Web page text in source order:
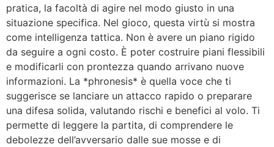
pratica, la facoltà di agire nel modo giusto in una
situazione specifica. Nel gioco, questa virtù si mostra
come intelligenza tattica. Non è avere un piano rigido
da seguire a ogni costo. È poter costruire piani flessibili
e modificarli con prontezza quando arrivano nuove
informazioni. La *phronesis* è quella voce che ti
suggerisce se lanciare un attacco rapido o preparare
una difesa solida, valutando rischi e benefici al volo. Ti
permette di leggere la partita, di comprendere le
debolezze dell’avversario dalle sue mosse e di